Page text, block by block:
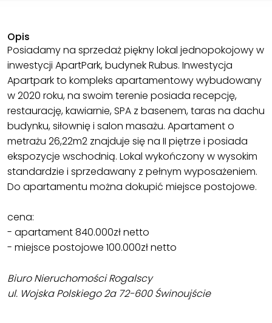
Opis
Posiadamy na sprzedaż piękny lokal jednopokojowy w
inwestycji ApartPark, budynek Rubus. Inwestycja
Apartpark to kompleks apartamentowy wybudowany
w 2020 roku, na swoim terenie posiada recepcję,
restaurację, kawiarnie, SPA z basenem, taras na dachu
budynku, siłownię i salon masażu. Apartament o
metrażu 26,22m2 znajduje się na II piętrze i posiada
ekspozycje wschodnią. Lokal wykończony w wysokim
standardzie i sprzedawany z pełnym wyposażeniem.
Do apartamentu można dokupić miejsce postojowe.
cena:
- apartament 840.000zł netto
- miejsce postojowe 100.000zł netto
Biuro Nieruchomości Rogalscy
ul. Wojska Polskiego 2a 72-600 Świnoujście